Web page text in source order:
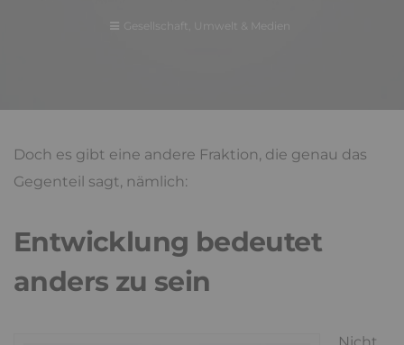
Gesellschaft, Umwelt & Medien
Doch es gibt eine andere Fraktion, die genau das
Gegenteil sagt, nämlich:
Entwicklung bedeutet
anders zu sein